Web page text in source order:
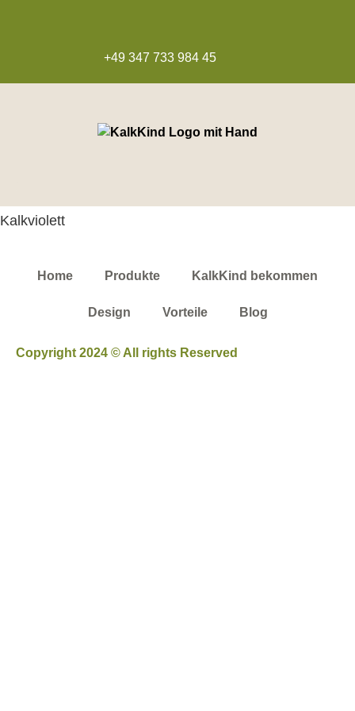
+49 347 733 984 45
Kalkviolett
Home Produkte KalkKind bekommen
Design Vorteile Blog
Copyright 2024 © All rights Reserved